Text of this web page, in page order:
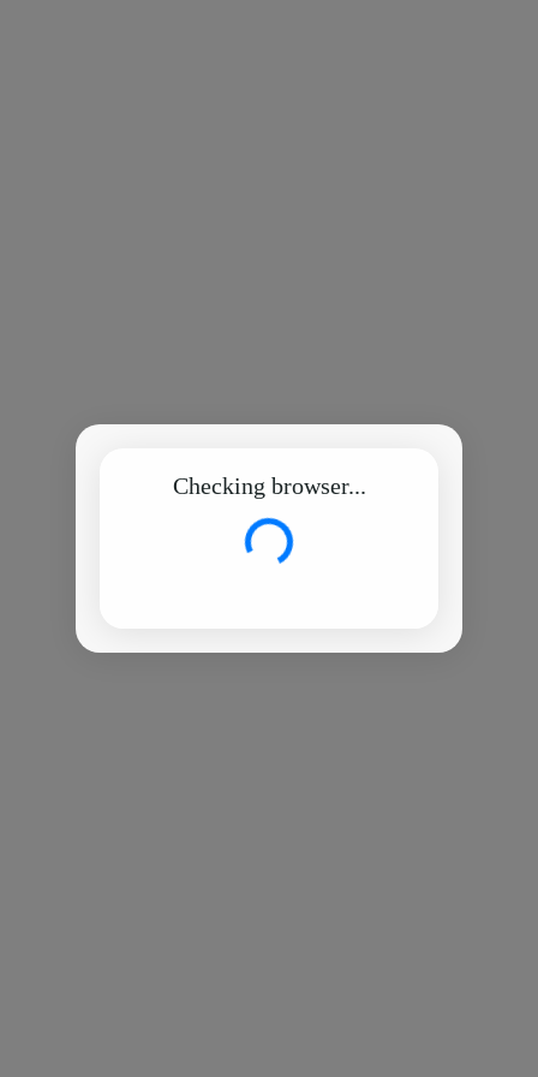
Checking browser...